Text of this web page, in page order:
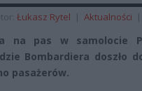
Łukasz Rytel | Aktualności |
na pas w samolocie
Bombardiera doszło
pasażerów.